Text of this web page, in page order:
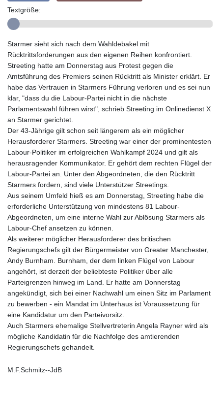
Textgröße:
Starmer sieht sich nach dem Wahldebakel mit
Rücktrittsforderungen aus den eigenen Reihen konfrontiert.
Streeting hatte am Donnerstag aus Protest gegen die
Amtsführung des Premiers seinen Rücktritt als Minister erklärt. Er
habe das Vertrauen in Starmers Führung verloren und es sei nun
klar, "dass du die Labour-Partei nicht in die nächste
Parlamentswahl führen wirst", schrieb Streeting im Onlinedienst X
an Starmer gerichtet.
Der 43-Jährige gilt schon seit längerem als ein möglicher
Herausforderer Starmers. Streeting war einer der prominentesten
Labour-Politiker im erfolgreichen Wahlkampf 2024 und gilt als
herausragender Kommunikator. Er gehört dem rechten Flügel der
Labour-Partei an. Unter den Abgeordneten, die den Rücktritt
Starmers fordern, sind viele Unterstützer Streetings.
Aus seinem Umfeld hieß es am Donnerstag, Streeting habe die
erforderliche Unterstützung von mindestens 81 Labour-
Abgeordneten, um eine interne Wahl zur Ablösung Starmers als
Labour-Chef ansetzen zu können.
Als weiterer möglicher Herausforderer des britischen
Regierungschefs gilt der Bürgermeister von Greater Manchester,
Andy Burnham. Burnham, der dem linken Flügel von Labour
angehört, ist derzeit der beliebteste Politiker über alle
Parteigrenzen hinweg im Land. Er hatte am Donnerstag
angekündigt, sich bei einer Nachwahl um einen Sitz im Parlament
zu bewerben - ein Mandat im Unterhaus ist Voraussetzung für
eine Kandidatur um den Parteivorsitz.
Auch Starmers ehemalige Stellvertreterin Angela Rayner wird als
mögliche Kandidatin für die Nachfolge des amtierenden
Regierungschefs gehandelt.
M.F.Schmitz--JdB